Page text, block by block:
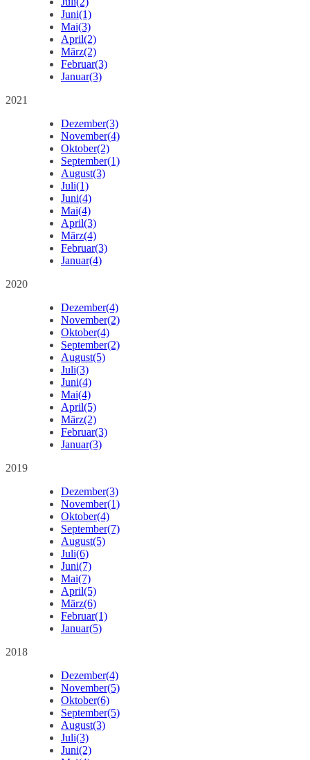
Juni(1)
Mai(3)
April(2)
März(2)
Februar(3)
Januar(3)
2021
Dezember(3)
November(4)
Oktober(2)
September(1)
August(3)
Juli(1)
Juni(4)
Mai(4)
April(3)
März(4)
Februar(3)
Januar(4)
2020
Dezember(4)
November(2)
Oktober(4)
September(2)
August(5)
Juli(3)
Juni(4)
Mai(4)
April(5)
März(2)
Februar(3)
Januar(3)
2019
Dezember(3)
November(1)
Oktober(4)
September(7)
August(5)
Juli(6)
Juni(7)
Mai(7)
April(5)
März(6)
Februar(1)
Januar(5)
2018
Dezember(4)
November(5)
Oktober(6)
September(5)
August(3)
Juli(3)
Juni(2)